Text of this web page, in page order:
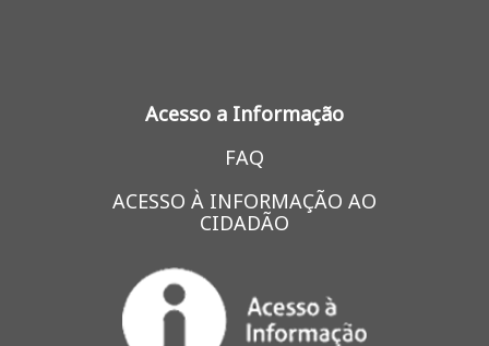
Acesso a Informação
FAQ
ACESSO À INFORMAÇÃO AO
CIDADÃO